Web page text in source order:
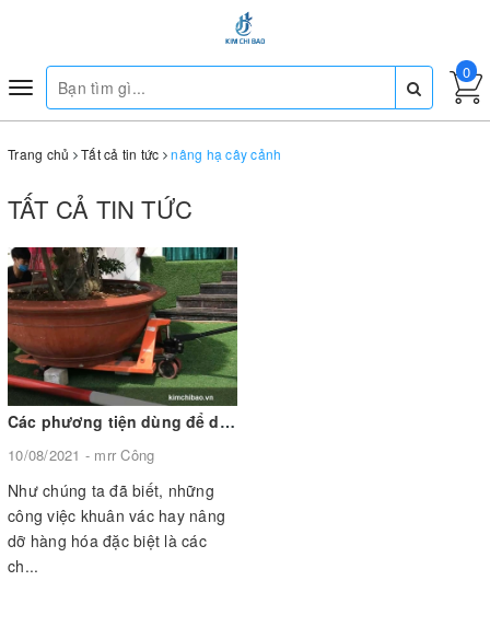
Toggle
navigation
0
Trang chủ Tất cả tin tức nâng hạ cây cảnh
TẤT CẢ TIN TỨC
Các phương tiện dùng để di chuyển, nâng hạ cây cảnh
10/08/2021 - mrr Công
Như chúng ta đã biết, những
công việc khuân vác hay nâng
dỡ hàng hóa đặc biệt là các
ch...